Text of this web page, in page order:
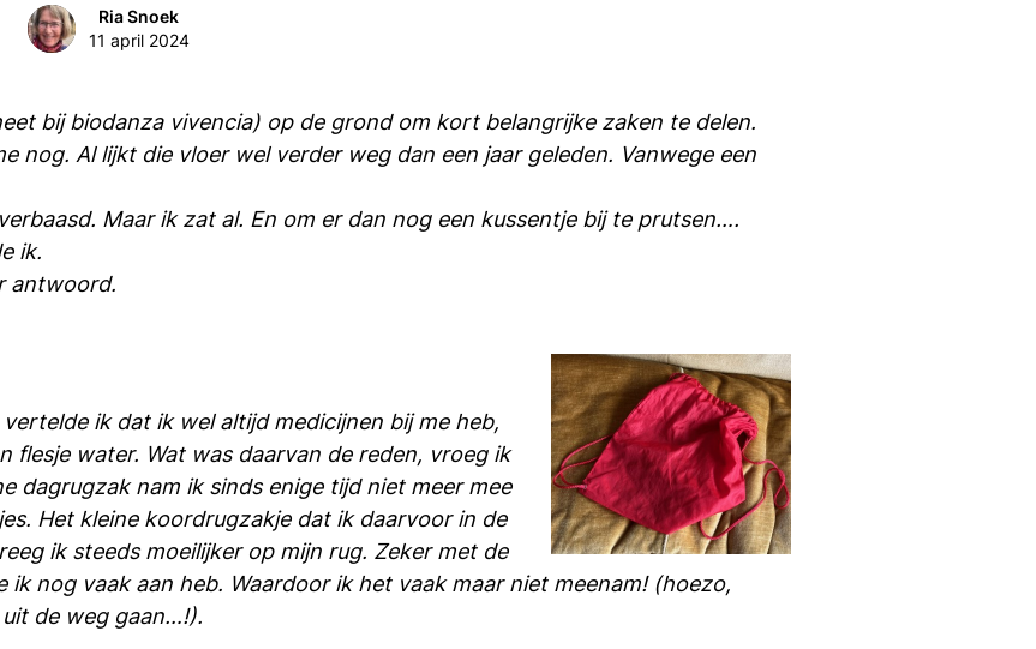
Ria Snoek
11 april 2024
bij biodanza vivencia) op de grond om kort belangrijke zaken te delen.
nog. Al lijkt die vloer wel verder weg dan een jaar geleden. Vanwege een
Maar ik zat al. En om er dan nog een kussentje bij te prutsen….
ik.
antwoord.
ik dat ik wel altijd medicijnen bij me heb,
flesje water. Wat was daarvan de reden, vroeg ik
dagrugzak nam ik sinds enige tijd niet meer mee
Het kleine koordrugzakje dat ik daarvoor in de
ik steeds moeilijker op mijn rug. Zeker met de
ik nog vaak aan heb. Waardoor ik het vaak maar niet meenam! (hoezo,
de weg gaan…!).